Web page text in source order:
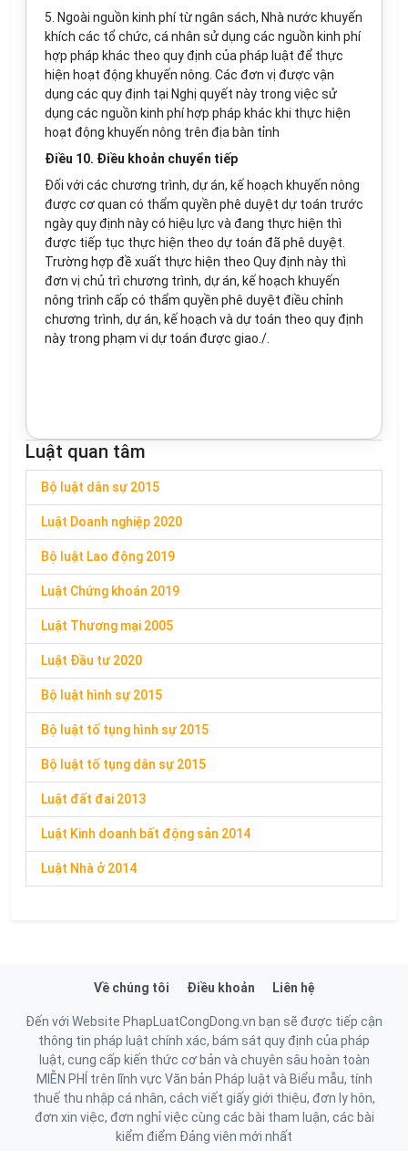
5. Ngoài nguồn kinh phí từ ngân sách, Nhà nước khuyến
khích các tổ chức, cá nhân sử dụng các nguồn kinh phí
hợp pháp khác theo quy định của pháp luật để thực
hiện hoạt động khuyến nông. Các đơn vị được vận
dụng các quy định tại Nghị quyết này trong việc sử
dụng các nguồn kinh phí hợp pháp khác khi thực hiện
hoạt động khuyến nông trên địa bàn tỉnh
Điều 10. Điều khoản chuyển tiếp
Đối với các chương trình, dự án, kế hoạch khuyến nông
được cơ quan có thẩm quyền phê duyệt dự toán trước
ngày quy định này có hiệu lực và đang thực hiện thì
được tiếp tục thực hiện theo dự toán đã phê duyệt.
Trường hợp đề xuất thực hiện theo Quy định này thì
đơn vị chủ trì chương trình, dự án, kế hoạch khuyến
nông trình cấp có thẩm quyền phê duyệt điều chỉnh
chương trình, dự án, kế hoạch và dự toán theo quy định
này trong phạm vi dự toán được giao./.
Luật quan tâm
Bộ luật dân sự 2015
Luật Doanh nghiệp 2020
Bộ luật Lao động 2019
Luật Chứng khoán 2019
Luật Thương mại 2005
Luật Đầu tư 2020
Bộ luật hình sự 2015
Bộ luật tố tụng hình sự 2015
Bộ luật tố tụng dân sự 2015
Luật đất đai 2013
Luật Kinh doanh bất động sản 2014
Luật Nhà ở 2014
Về chúng tôi Điều khoản Liên hệ
Đến với Website PhapLuatCongDong.vn bạn sẽ được tiếp cận
thông tin pháp luật chính xác, bám sát quy định của pháp
luật, cung cấp kiến thức cơ bản và chuyên sâu hoàn toàn
MIỄN PHÍ trên lĩnh vực Văn bản Pháp luật và Biểu mẫu, tính
thuế thu nhập cá nhân, cách viết giấy giới thiệu, đơn ly hôn,
đơn xin việc, đơn nghỉ việc cùng các bài tham luận, các bài
kiểm điểm Đảng viên mới nhất